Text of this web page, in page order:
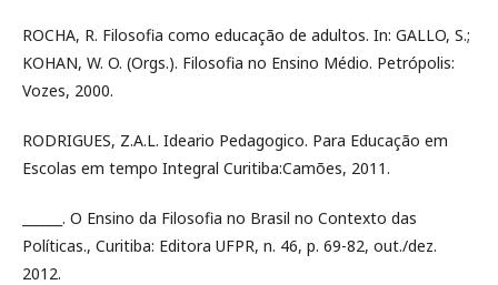
ROCHA, R. Filosofia como educação de adultos. In: GALLO, S.;
KOHAN, W. O. (Orgs.). Filosofia no Ensino Médio. Petrópolis:
Vozes, 2000.
RODRIGUES, Z.A.L. Ideario Pedagogico. Para Educação em
Escolas em tempo Integral Curitiba:Camões, 2011.
______. O Ensino da Filosofia no Brasil no Contexto das
Políticas., Curitiba: Editora UFPR, n. 46, p. 69-82, out./dez.
2012.